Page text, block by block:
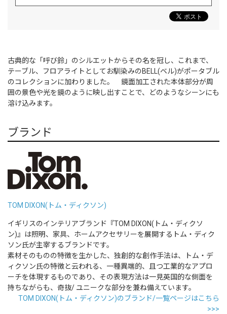
古典的な「呼び鈴」のシルエットからその名を冠し、これまで、
テーブル、フロアライトとしてお馴染みのBELL(ベル)がポータブル
のコレクションに加わりました。 鏡面加工された本体部分が周
囲の景色や光を鏡のように映し出すことで、どのようなシーンにも
溶け込みます。
ブランド
TOM DIXON(トム・ディクソン)
イギリスのインテリアブランド『TOM DIXON(トム・ディクソ
ン)』は照明、家具、ホームアクセサリーを展開するトム・ディク
ソン氏が主宰するブランドです。
素材そのものの特徴を生かした、独創的な創作手法は、トム・デ
ィクソン氏の特徴と云われる、一種異端的、且つ工業的なアプロ
ーチを体現するものであり、その表現方法は一見英国的な側面を
持ちながらも、奇抜/ ユニークな部分を兼ね備えています。
TOM DIXON(トム・ディクソン)のブランド/一覧ページはこちら
>>>